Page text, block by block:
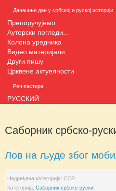
Данашњи дан у србској и руској историји
Препоручујемо
Ауторски погледи...
Колона уредника
Видео материјали
Други пишу
Црквене актуелности
Реч пастира
РУССКИЙ
Саборник србско-
Лов на људе због
Надређена категорија: ССР
Категорија: Саборник србско-руски